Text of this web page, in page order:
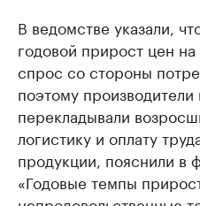
В ведомстве указали,
годовой прирост цен
спрос со стороны
поэтому
перекладывали
логистику и оплату
продукции, пояснили в
«Годовые темпы